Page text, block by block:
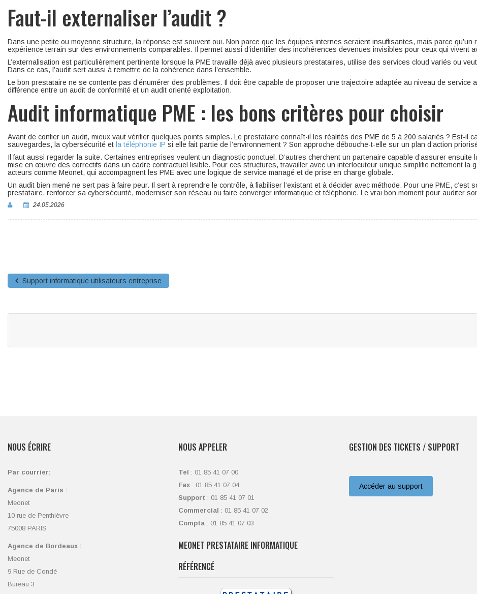
Faut-il externaliser l’audit ?
Dans une petite ou moyenne structure, la réponse est souvent oui. Non parce que les équipes internes seraient insuffisantes, mais parce qu’un
expérience terrain sur des environnements comparables. Il permet aussi d’identifier des incohérences devenues invisibles pour ceux qui vivent
L’externalisation est particulièrement pertinente lorsque la PME travaille déjà avec plusieurs prestataires, utilise des services cloud variés ou
Dans ce cas, l’audit sert aussi à remettre de la cohérence dans l’ensemble.
Le bon prestataire ne se contente pas d’énumérer des problèmes. Il doit être capable de proposer une trajectoire adaptée au niveau de service
différence entre un audit de conformité et un audit orienté exploitation.
Audit informatique PME : les bons critères pour choisir
Avant de confier un audit, mieux vaut vérifier quelques points simples. Le prestataire connaît-il les réalités des PME de 5 à 200 salariés ? Est-il
sauvegardes, la cybersécurité et la téléphonie IP si elle fait partie de l’environnement ? Son approche débouche-t-elle sur un plan d’action
Il faut aussi regarder la suite. Certaines entreprises veulent un diagnostic ponctuel. D’autres cherchent un partenaire capable d’assurer
mise en œuvre des correctifs dans un cadre contractuel lisible. Pour ces structures, travailler avec un interlocuteur unique simplifie nettement la
acteurs comme Meonet, qui accompagnent les PME avec une logique de service managé et de prise en charge globale.
Un audit bien mené ne sert pas à faire peur. Il sert à reprendre le contrôle, à fiabiliser l’existant et à décider avec méthode. Pour une PME,
prestataire, renforcer sa cybersécurité, moderniser son réseau ou faire converger informatique et téléphonie. Le vrai bon moment pour auditer
24.05.2026
Support informatique utilisateurs entreprise
NOUS ÉCRIRE
Par courrier:
Agence de Paris :
Meonet
10 rue de Penthièvre
75008 PARIS
Agence de Bordeaux :
Meonet
9 Rue de Condé
Bureau 3
NOUS APPELER
Tel : 01 85 41 07 00
Fax : 01 85 41 07 04
Support : 01 85 41 07 01
Commercial : 01 85 41 07 02
Compta : 01 85 41 07 03
MEONET PRESTATAIRE INFORMATIQUE
RÉFÉRENCÉ
GESTION DES TICKETS / SUPPORT
Accéder au support